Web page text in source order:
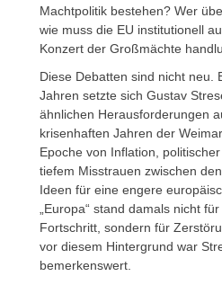
Machtpolitik bestehen? Wer
wie muss die EU institutionell
Konzert der Großmächte
Diese Debatten sind nicht neu.
Jahren setzte sich Gustav
ähnlichen Herausforderungen
krisenhaften Jahren der
Epoche von Inflation,
tiefem Misstrauen zwischen
Ideen für eine engere
„Europa“ stand damals nicht
Fortschritt, sondern für
vor diesem Hintergrund war
bemerkenswert.